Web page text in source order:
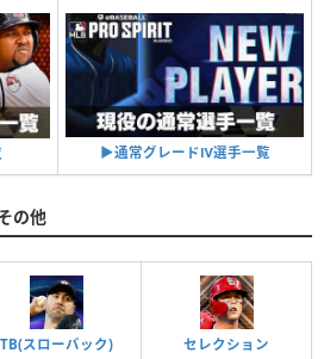
▶︎通常グレードⅣ選手一覧
の他
TB(スローバック) セレクション